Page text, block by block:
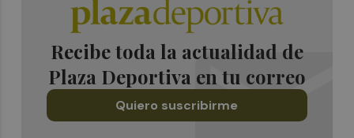
Recibe toda la actualidad de
Plaza Deportiva en tu correo
Quiero suscribirme